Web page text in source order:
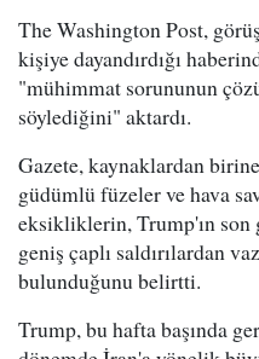
The Washington Post,
kişiye dayandırdığı
"mühimmat sorununun
söylediğini" aktardı.
Gazete, kaynaklardan
güdümlü füzeler ve hava
eksikliklerin, Trump'ın
geniş çaplı saldırılardan
bulunduğunu belirtti.
Trump, bu hafta başında